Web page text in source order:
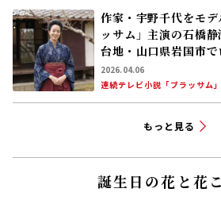
アオイ科
知られぬ恋